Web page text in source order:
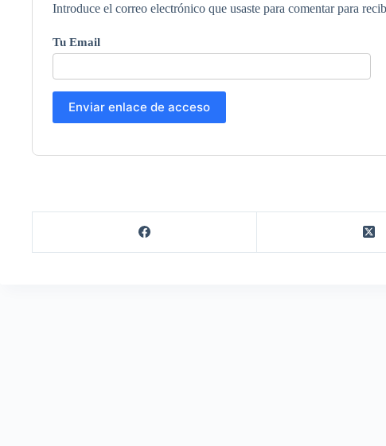
Introduce el correo electrónico que usaste para comentar para
Tu Email